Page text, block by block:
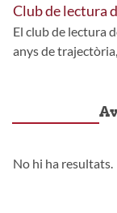
Club de lectura
El club de lectura
anys de
No hi ha resultats.